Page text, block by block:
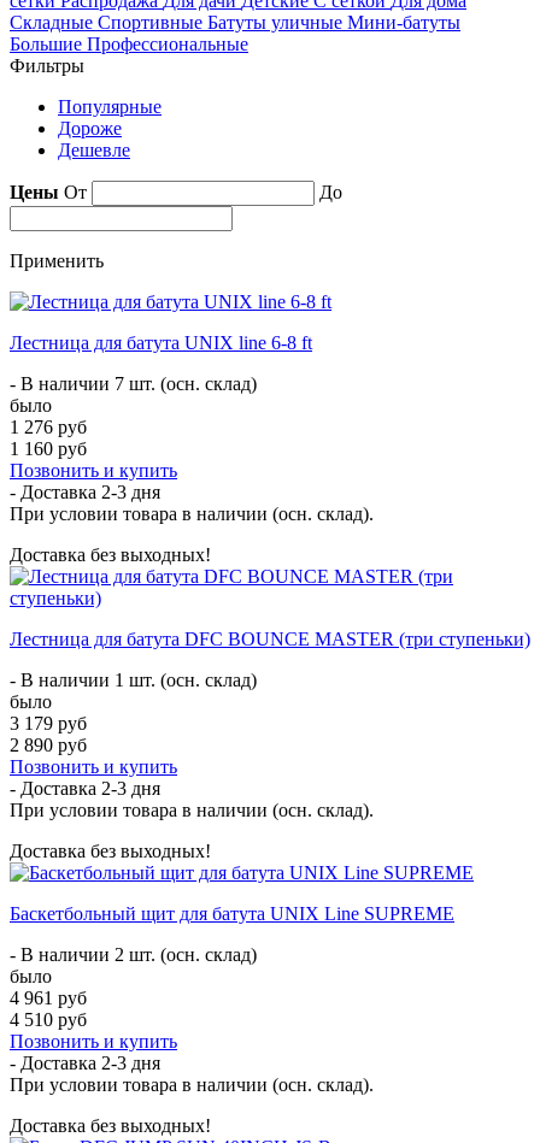
Складные Спортивные Батуты уличные Мини-батуты
Большие Профессиональные
Фильтры
Популярные
Дороже
Дешевле
Цены От До
Применить
Лестница для батута UNIX line 6-8 ft
- В наличии 7 шт. (осн. склад)
было
1 276 руб
1 160 руб
Позвонить и купить
- Доставка 2-3 дня
При условии товара в наличии (осн. склад).
Доставка без выходных!
Лестница для батута DFC BOUNCE MASTER (три ступеньки)
- В наличии 1 шт. (осн. склад)
было
3 179 руб
2 890 руб
Позвонить и купить
- Доставка 2-3 дня
При условии товара в наличии (осн. склад).
Доставка без выходных!
Баскетбольный щит для батута UNIX Line SUPREME
- В наличии 2 шт. (осн. склад)
было
4 961 руб
4 510 руб
Позвонить и купить
- Доставка 2-3 дня
При условии товара в наличии (осн. склад).
Доставка без выходных!